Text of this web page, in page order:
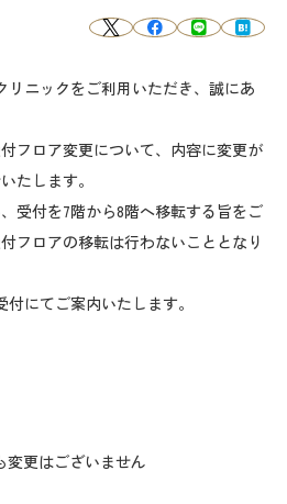
リニックをご利用いただき、誠にあ
フロア変更について、内容に変更が
たします。
受付を7階から8階へ移転する旨をご
フロアの移転は行わないこととなり
にてご案内いたします。
変更はございません